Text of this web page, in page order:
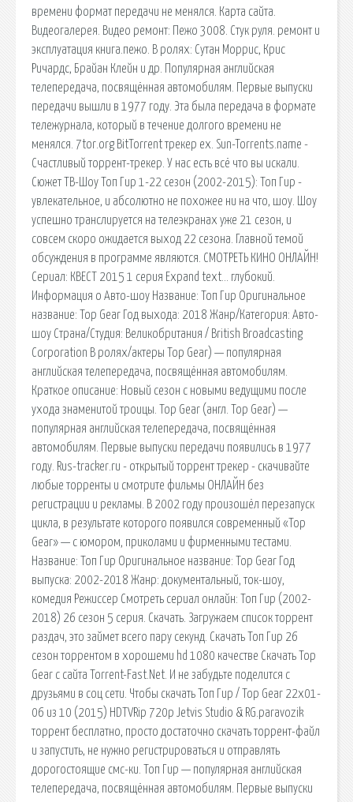
времени формат передачи не менялся. Карта сайта.
Видеогалерея. Видео ремонт: Пежо 3008. Стук руля. ремонт и
эксплуатация книга.пежо. В ролях: Сутан Моррис, Крис
Ричардс, Брайан Клейн и др. Популярная английская
телепередача, посвящённая автомобилям. Первые выпуски
передачи вышли в 1977 году. Эта была передача в формате
тележурнала, который в течение долгого времени не
менялся. 7tor.org BitTorrent трекер ex. Sun-Torrents.name -
Счастливый торрент-трекер. У нас есть всё что вы искали.
Сюжет ТВ-Шоу Топ Гир 1-22 сезон (2002-2015): Топ Гир -
увлекательное, и абсолютно не похожее ни на что, шоу. Шоу
успешно транслируется на телеэкранах уже 21 сезон, и
совсем скоро ожидается выход 22 сезона. Главной темой
обсуждения в программе являются. СМОТРЕТЬ КИНО ОНЛАЙН!
Сериал: КВЕСТ 2015 1 серия Expand text… глубокий.
Информация о Авто-шоу Название: Топ Гир Оригинальное
название: Top Gear Год выхода: 2018 Жанр/Категория: Авто-
шоу Страна/Студия: Великобритания / British Broadcasting
Corporation В ролях/актеры Top Gear) — популярная
английская телепередача, посвящённая автомобилям.
Краткое описание: Новый сезон с новыми ведущими после
ухода знаменитой троицы. Top Gear (англ. Top Gear) —
популярная английская телепередача, посвящённая
автомобилям. Первые выпуски передачи появились в 1977
году. Rus-tracker.ru - открытый торрент трекер - скачивайте
любые торренты и смотрите фильмы ОНЛАЙН без
регистрации и рекламы. В 2002 году произошёл перезапуск
цикла, в результате которого появился современный «Top
Gear» — с юмором, приколами и фирменными тестами.
Название: Топ Гир Оригинальное название: Top Gear Год
выпуска: 2002-2018 Жанр: документальный, ток-шоу,
комедия Режиссер Смотреть сериал онлайн: Топ Гир (2002-
2018) 26 сезон 5 серия. Скачать. Загружаем список торрент
раздач, это займет всего пару секунд. Скачать Топ Гир 26
сезон торрентом в хорошеми hd 1080 качестве Скачать Top
Gear с сайта Torrent-Fast.Net. И не забудьте поделится с
друзьями в соц сети. Чтобы скачать Топ Гир / Top Gear 22х01-
06 из 10 (2015) HDTVRip 720p Jetvis Studio & RG.paravozik
торрент бесплатно, просто достаточно скачать торрент-файл
и запустить, не нужно регистрироваться и отправлять
дорогостоящие смс-ки. Топ Гир — популярная английская
телепередача, посвящённая автомобилям. Первые выпуски